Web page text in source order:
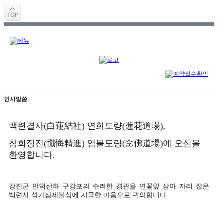
인사말씀
백련결사(白蓮結社) 연화도량(蓮花道場),
참회정진(懺悔精進) 염불도량(念佛道場)에 오심을
환영합니다.
강진군 만덕산하 구강포의 수려한 경관을 연꽃잎 삼아 자리 잡은
백련사 석가삼세불상에 지극한 마음으로 귀의합니다.